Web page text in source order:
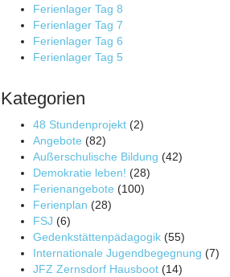
Ferienlager Tag 8
Ferienlager Tag 7
Ferienlager Tag 6
Ferienlager Tag 5
Kategorien
48 Stundenprojekt (2)
Angebote (82)
Außerschulische Bildung (42)
Demokratie leben! (28)
Ferienangebote (100)
Ferienplan (28)
FSJ (6)
Gedenkstättenpädagogik (55)
Internationale Jugendbegegnung (7)
JFZ Zernsdorf Hausboot (14)